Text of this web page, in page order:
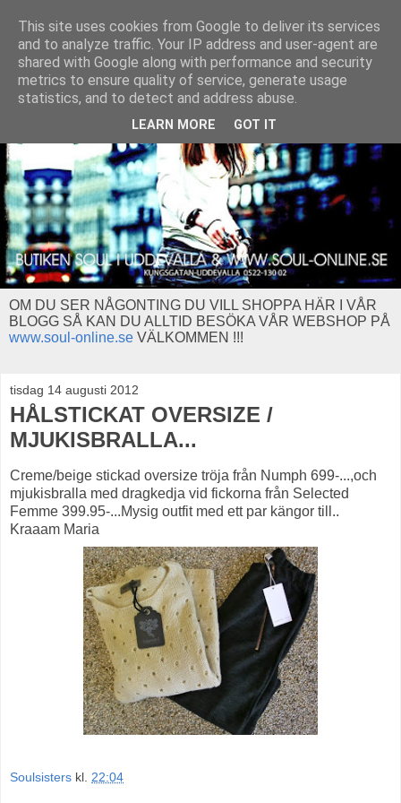
OM DU SER NÅGONTING DU VILL SHOPPA HÄR I VÅR
BLOGG SÅ KAN DU ALLTID BESÖKA VÅR WEBSHOP PÅ
www.soul-online.se VÄLKOMMEN !!!
tisdag 14 augusti 2012
HÅLSTICKAT OVERSIZE /
MJUKISBRALLA...
Creme/beige stickad oversize tröja från Numph 699-...,och
mjukisbralla med dragkedja vid fickorna från Selected
Femme 399.95-...Mysig outfit med ett par kängor till..
Kraaam Maria
Soulsisters kl. 22:04
This site uses cookies from Google to deliver its services
and to analyze traffic. Your IP address and user-agent are
shared with Google along with performance and security
metrics to ensure quality of service, generate usage
statistics, and to detect and address abuse.
LEARN MORE GOT IT